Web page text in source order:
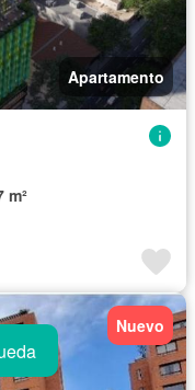
Apartamento
m²
Nuevo